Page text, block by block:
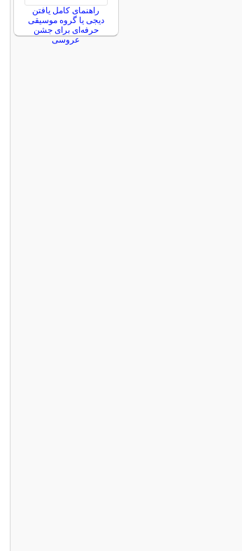
راهنمای کامل یافتن
دیجی یا گروه موسیقی
حرفه‌ای برای جشن
عروسی